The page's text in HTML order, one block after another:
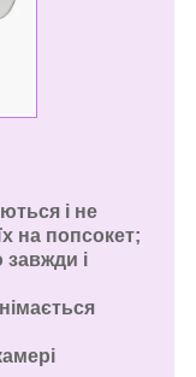
і не
на попсокет;
і